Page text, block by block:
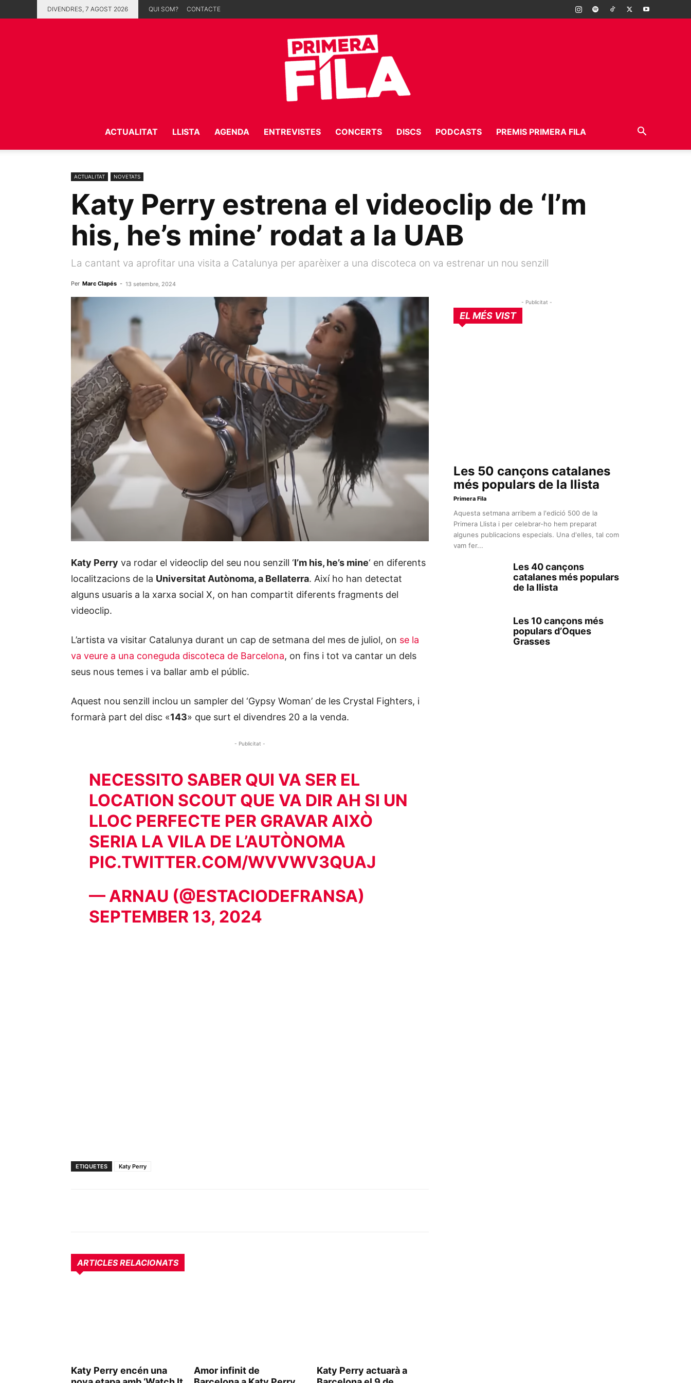
DIVENDRES, 7 AGOST 2026 QUI SOM? CONTACTE
Fila
ACTUALITAT LLISTA AGENDA ENTREVISTES CONCERTS DISCS PODCASTS PREMIS PRIMERA FILA
ACTUALITAT NOVETATS
Katy Perry estrena el videoclip de ‘I’m
his, he’s mine’ rodat a la UAB
La cantant va aprofitar una visita a Catalunya per aparèixer a una discoteca on va estrenar un nou senzill
Per Marc Clapés - 13 setembre, 2024
Katy Perry va rodar el videoclip del seu nou senzill ‘I’m his, he’s mine‘ en diferents
localitzacions de la Universitat Autònoma, a Bellaterra. Així ho han detectat
alguns usuaris a la xarxa social X, on han compartit diferents fragments del
videoclip.
L’artista va visitar Catalunya durant un cap de setmana del mes de juliol, on se la
va veure a una coneguda discoteca de Barcelona, on fins i tot va cantar un dels
seus nous temes i va ballar amb el públic.
Aquest nou senzill inclou un sampler del ‘Gypsy Woman’ de les Crystal Fighters, i
formarà part del disc «143» que surt el divendres 20 a la venda.
- Publicitat -
NECESSITO SABER QUI VA SER EL
LOCATION SCOUT QUE VA DIR AH SI UN
LLOC PERFECTE PER GRAVAR AIXÒ
SERIA LA VILA DE L’AUTÒNOMA
PIC.TWITTER.COM/WVVWV3QUAJ
— ARNAU (@ESTACIODEFRANSA)
SEPTEMBER 13, 2024
ETIQUETES Katy Perry
ARTICLES RELACIONATS
Katy Perry encén una
Amor infinit de
Katy Perry actuarà a
- Publicitat -
EL MÉS VIST
Les 50 cançons catalanes
més populars de la llista
Primera Fila
Aquesta setmana arribem a l'edició 500 de la
Primera Llista i per celebrar-ho hem preparat
algunes publicacions especials. Una d'elles, tal com
vam fer...
Les 40 cançons
catalanes més populars
de la llista
Les 10 cançons més
populars d’Oques
Grasses